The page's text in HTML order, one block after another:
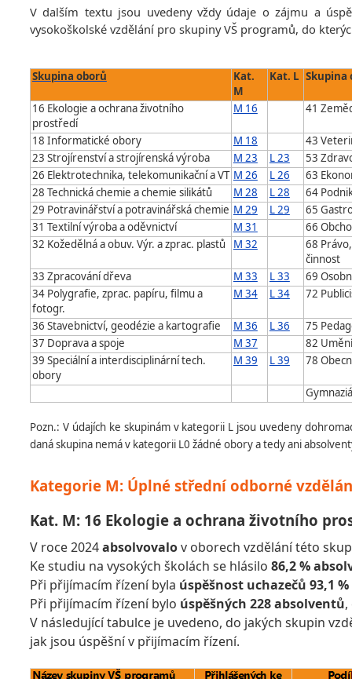
V dalším textu jsou uvedeny vždy údaje o zájmu a
vysokoškolské vzdělání pro skupiny VŠ programů, do
Skupina oborů
Kat.
M
Kat. L Skupina
16 Ekologie a ochrana životního
prostředí
M 16 41
18 Informatické obory M 18
43
23 Strojírenství a strojírenská výroba
M 23 L 23
53
26 Elektrotechnika, telekomunikační a VT M 26 L 26
63
28 Technická chemie a chemie silikátů
M 28 L 28
64
29 Potravinářství a potravinářská chemie M 29 L 29
65
31 Textilní výroba a oděvnictví
M 31
66
32 Kožedělná a obuv. Výr. a zprac. plastů
M 32
68
činnost
33 Zpracování dřeva
M 33 L 33
69
34 Polygrafie, zprac. papíru, filmu a
fotogr.
M 34 L 34 72
36 Stavebnictví, geodézie a kartografie M 36 L 36
75
37 Doprava a spoje
M 37
82
39 Speciální a interdisciplinární tech.
obory
M 39 L 39 78
Pozn.: V údajích ke skupinám v kategorii L jsou uvedeny
daná skupina nemá v kategorii L0 žádné obory a tedy ani
Kategorie M: Úplné střední odborné
Kat. M: 16 Ekologie a ochrana životního
V roce 2024absolvovalov oborech vzdělání této
Ke studiu na vysokých školách se hlásilo 86,2 %
Při přijímacím řízení byla úspěšnost uchazečů 93,1 %
Při přijímacím řízení bylo úspěšných 228 absolventů
V následující tabulce je uvedeno, do jakých skupin
jak jsou úspěšní v přijímacím řízení.